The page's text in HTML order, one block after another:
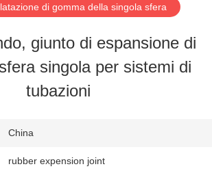
di gomma della singola sfera
giunto di espansione di
singola per sistemi di
tubazioni
China
rubber expension joint